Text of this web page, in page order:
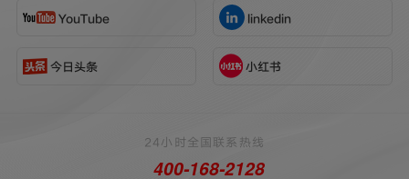
YouTube linkedin
今日头条 小红书
24小时全国联系热线
400-168-2128